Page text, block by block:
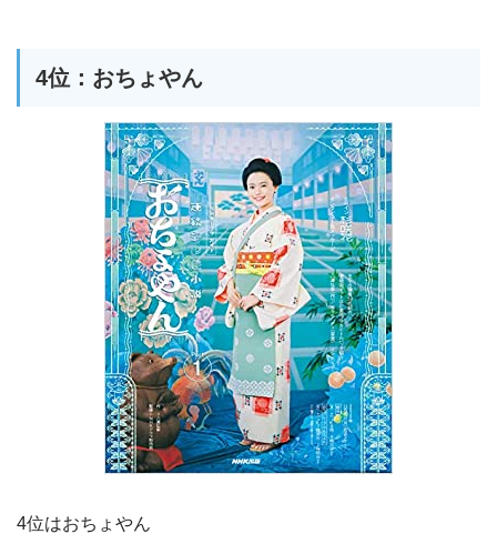
4位：おちょやん
4位はおちょやん